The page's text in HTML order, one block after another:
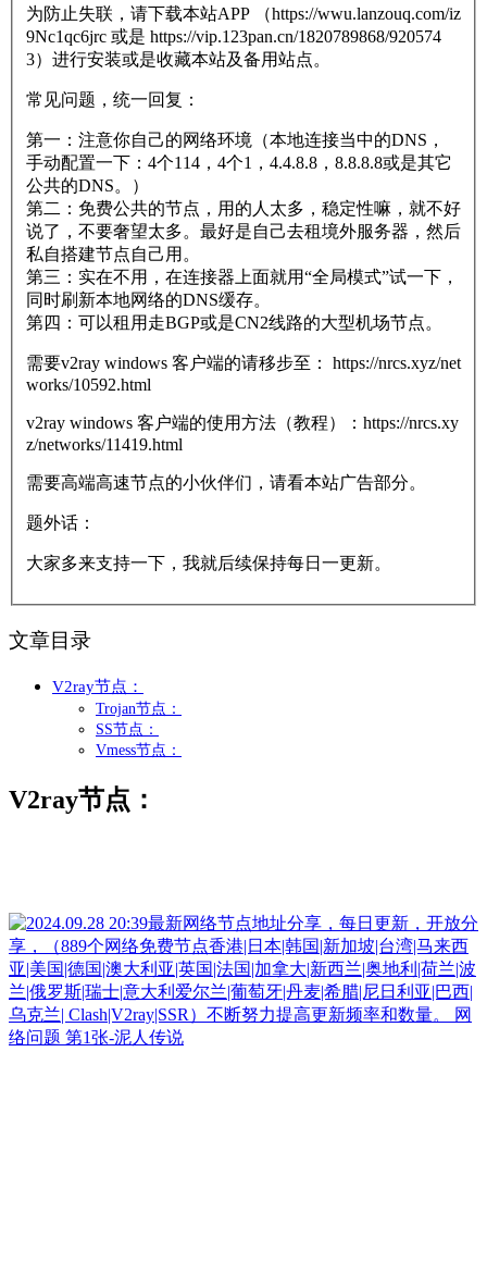
为防止失联，请下载本站APP （https://wwu.lanzouq.com/iz
9Nc1qc6jrc 或是 https://vip.123pan.cn/1820789868/920574
3）进行安装或是收藏本站及备用站点。
常见问题，统一回复：
第一：注意你自己的网络环境（本地连接当中的DNS，
手动配置一下：4个114，4个1，4.4.8.8，8.8.8.8或是其它
公共的DNS。）
第二：免费公共的节点，用的人太多，稳定性嘛，就不好
说了，不要奢望太多。最好是自己去租境外服务器，然后
私自搭建节点自己用。
第三：实在不用，在连接器上面就用“全局模式”试一下，
同时刷新本地网络的DNS缓存。
第四：可以租用走BGP或是CN2线路的大型机场节点。
需要v2ray windows 客户端的请移步至： https://nrcs.xyz/net
works/10592.html
v2ray windows 客户端的使用方法（教程）：https://nrcs.xy
z/networks/11419.html
需要高端高速节点的小伙伴们，请看本站广告部分。
题外话：
大家多来支持一下，我就后续保持每日一更新。
文章目录
V2ray节点：
Trojan节点：
SS节点：
Vmess节点：
V2ray节点：